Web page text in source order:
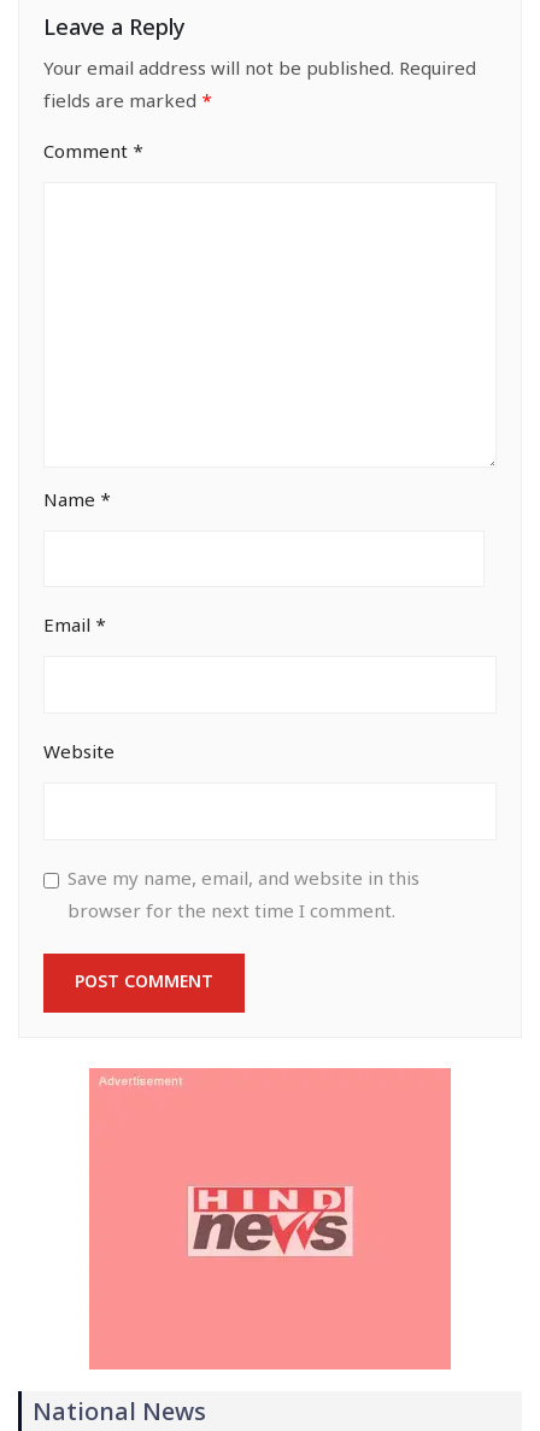
Leave a Reply
Your email address will not be published. Required
fields are marked *
Comment *
Name *
Email *
Website
Save my name, email, and website in this
browser for the next time I comment.
National News